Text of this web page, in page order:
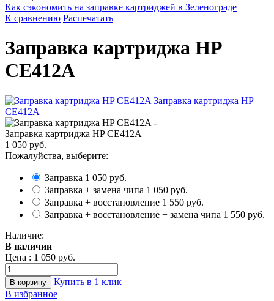
Как сэкономить на заправке картриджей в Зеленограде
К сравнению Распечатать
Заправка картриджа HP
CE412A
Заправка картриджа HP CE412A
1 050 руб.
Пожалуйства, выберите:
Заправка 1 050 руб.
Заправка + замена чипа 1 050 руб.
Заправка + восстановление 1 550 руб.
Заправка + восстановление + замена чипа 1 550 руб.
Наличие:
В наличии
Цена : 1 050 руб.
Купить в 1 клик
В избранное